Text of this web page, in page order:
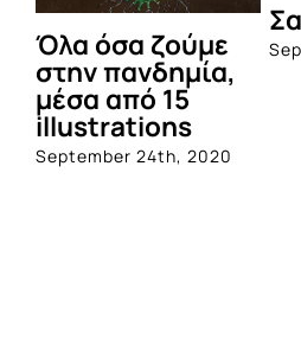
Όλα όσα ζούμε
στην πανδημία,
μέσα από 15
illustrations
September 24th, 2020